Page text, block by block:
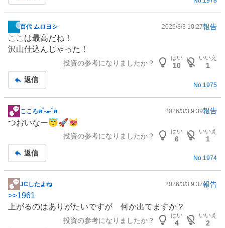
掲
示
板
百代 ムロヨシ 2026/3/3 10:27報告
ここは最高だね！
沢山仕込んじゃった！
投資の参考になりましたか？
はい
10
いいえ
1
返信
No. 1975
掲
示
事
こころฅˆ•ﻌ•ˆฅ 2026/3/3 9:39報告
つおいなー😇🚀😻
投資の参考になりましたか？
はい
6
いいえ
1
返信
No.1974
掲
示
板
JCしたよね 2026/3/3 9:37報告
>>1961
上がるのはありがたいですが 何か出てますか？
投資の参考になりましたか？
はい
4
いいえ
2